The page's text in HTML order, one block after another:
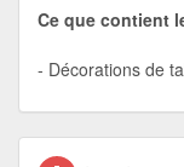
Ce que contient
Décorations de